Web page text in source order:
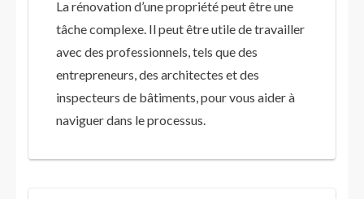
La rénovation d’une propriété peut être une
tâche complexe. Il peut être utile de travailler
avec des professionnels, tels que des
entrepreneurs, des architectes et des
inspecteurs de bâtiments, pour vous aider à
naviguer dans le processus.